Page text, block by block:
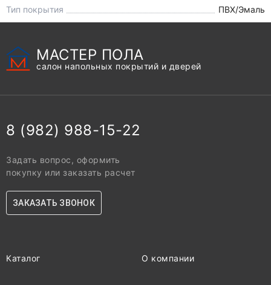
Тип покрытия ПВХ/Эмаль
МАСТЕР ПОЛА
салон напольных покрытий и дверей
8 (982) 988-15-22
Задать вопрос, оформить
покупку или заказать расчет
ЗАКАЗАТЬ ЗВОНОК
Каталог О компании